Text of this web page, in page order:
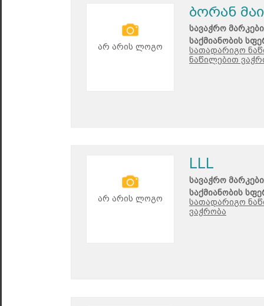
არ არის ლოგო
ბორან
სავაჭრო
საქმიანობის
სათადარიგო
ნაწილებით
არ არის ლოგო
LLL
სავაჭრო
საქმიანობის
სათადარიგო
ვაჭრობა